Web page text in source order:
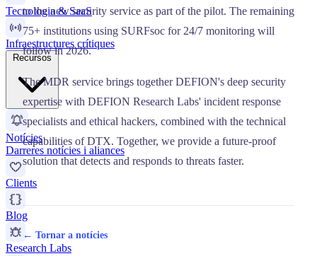
Tecnologia & SaaS
Infraestructures crítiques
Notícies
Darreres notícies i aliances
Clients
Blog
Research Labs
to the new security service as part of the pilot. The remaining
75+ institutions using SURFsoc for 24/7 monitoring will
follow in 2026.
The MDR service brings together DEFION's deep security
expertise with DEFION Research Labs' incident response
specialists and ethical hackers, combined with the technical
capabilities of DTX. Together, we provide a future-proof
solution that detects and responds to threats faster.
← Tornar a notícies